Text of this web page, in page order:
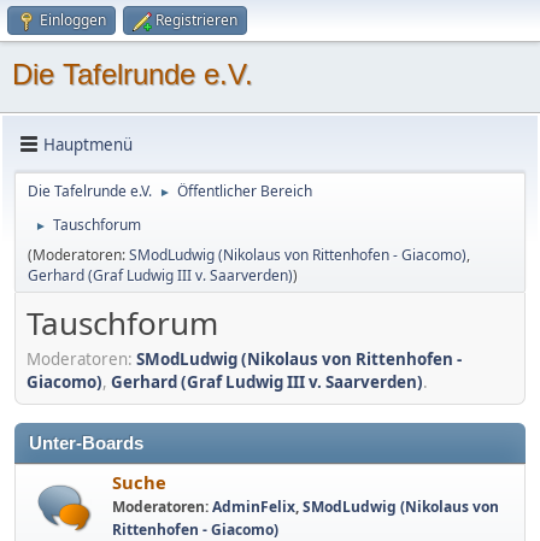
Einloggen Registrieren
Die Tafelrunde e.V.
Hauptmenü
Die Tafelrunde e.V. ► Öffentlicher Bereich
►
Tauschforum
(Moderatoren:SModLudwig (Nikolaus von Rittenhofen - Giacomo),
Gerhard (Graf Ludwig III v. Saarverden))
Tauschforum
Moderatoren: SModLudwig (Nikolaus von Rittenhofen -
Giacomo), Gerhard (Graf Ludwig III v. Saarverden).
Unter-Boards
Suche
Moderatoren:AdminFelix,SModLudwig (Nikolaus von
Rittenhofen - Giacomo)